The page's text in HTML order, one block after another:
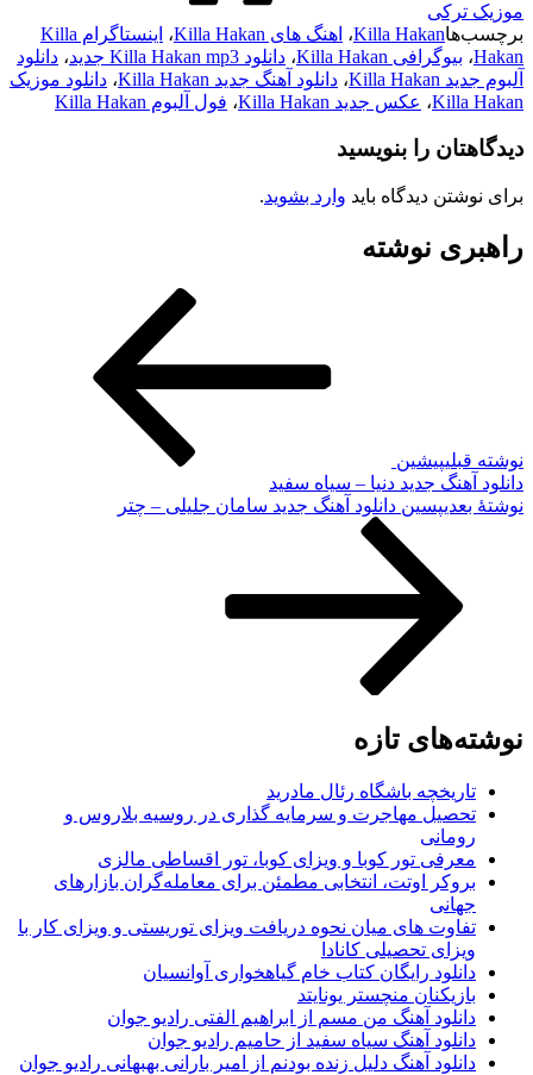
موزیک ترکی
برچسب‌هاKilla Hakan، اهنگ های Killa Hakan ،
اینستاگرام Killa
Hakan، بیوگرافی Killa Hakan ، دانلود Killa Hakan mp3 جدید ، دانلود
آلبوم جدید Killa Hakan
، دانلود آهنگ جدید Killa Hakan ، دانلود موزیک
Killa Hakan، عکس جدید Killa Hakan ، فول آلبوم Killa Hakan
دیدگاهتان را بنویسید
برای نوشتن دیدگاه باید وارد بشوید.
راهبری نوشته
نوشته قبلیپیشین
دانلود آهنگ جديد دنیا – سیاه سفید
نوشته‌ٔ بعدیپسین دانلود آهنگ جدید سامان جلیلی – چتر
نوشته‌های تازه
تاریخچه باشگاه رئال مادرید
تحصیل مهاجرت و سرمایه گذاری در روسیه بلاروس و
رومانی
معرفی تور کوبا و ویزای کوبا، تور اقساطی مالزی
بروکر اوتت، انتخابی مطمئن برای معامله‌گران بازارهای
جهانی
تفاوت های میان نحوه دریافت ویزای توریستی و ویزای کار با
ویزای تحصیلی کانادا
دانلود رایگان کتاب خام گیاهخواری آوانسیان
بازیکنان منچستر یونایتد
دانلود آهنگ من مسم از ابراهیم الفتی رادیو جوان
دانلود آهنگ سیاه سفید از حامیم رادیو جوان
دانلود آهنگ دلیل زنده بودنم از امیر بارانی بهبهانی رادیو جوان